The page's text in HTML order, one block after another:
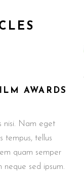
AWARDS
nisi. Nam eget
tempus, tellus
quam semper
neque sed ipsum.